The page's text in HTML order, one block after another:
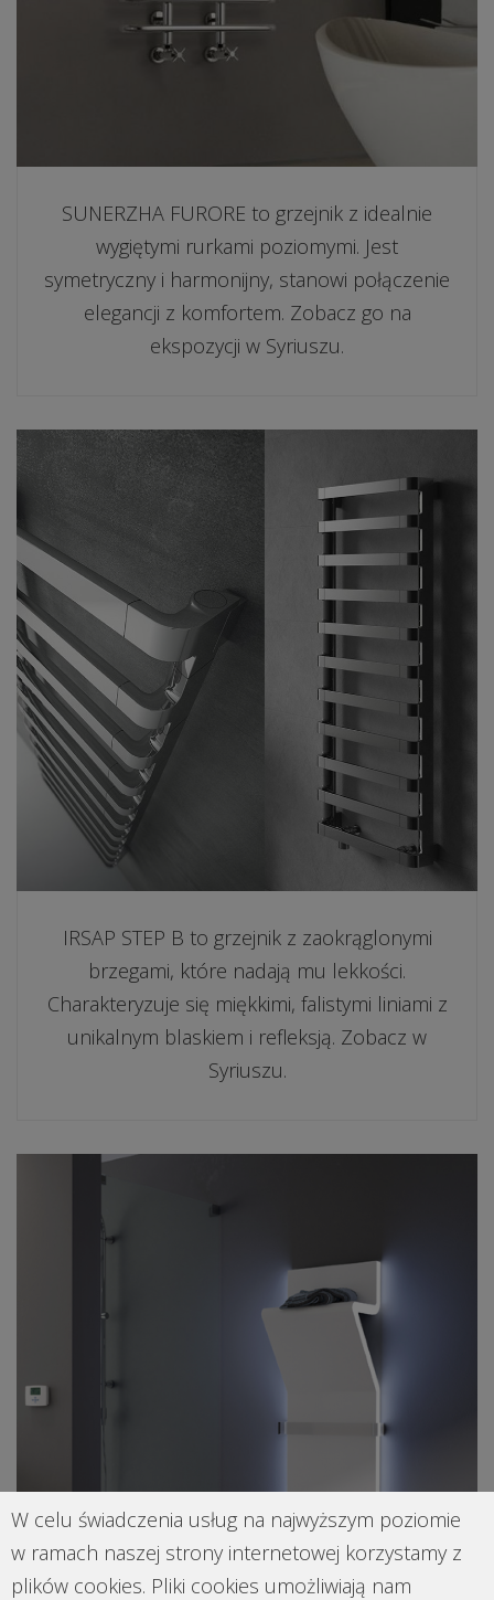
W celu świadczenia usług na najwyższym poziomie
w ramach naszej strony internetowej korzystamy z
plików cookies. Pliki cookies umożliwiają nam
SUNERZHA FURORE to grzejnik z idealnie
wygiętymi rurkami poziomymi. Jest
symetryczny i harmonijny, stanowi połączenie
elegancji z komfortem. Zobacz go na
ekspozycji w Syriuszu.
IRSAP STEP B to grzejnik z zaokrąglonymi
brzegami, które nadają mu lekkości.
Charakteryzuje się miękkimi, falistymi liniami z
unikalnym blaskiem i refleksją. Zobacz w
Syriuszu.